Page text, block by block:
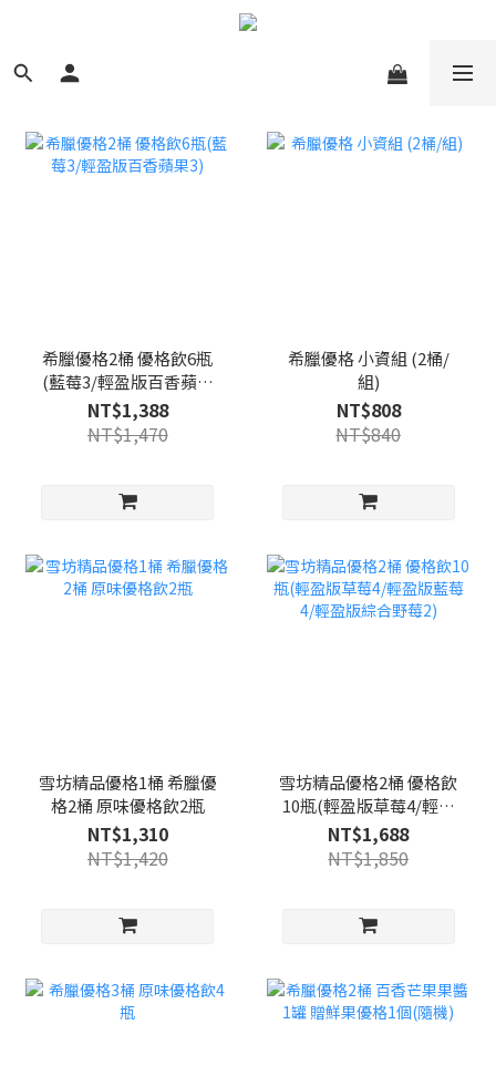
希臘優格2桶 優格飲6瓶
(藍莓3/輕盈版百香蘋果
3)
NT$1,388
NT$1,470
希臘優格 小資組 (2桶/
組)
NT$808
NT$840
雪坊精品優格1桶 希臘優
格2桶 原味優格飲2瓶
NT$1,310
NT$1,420
雪坊精品優格2桶 優格飲
10瓶(輕盈版草莓4/輕盈
版藍莓4/輕盈版綜合野莓
2)
NT$1,688
NT$1,850